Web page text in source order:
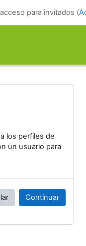
para invitados (
los perfiles de
un usuario para
Continuar